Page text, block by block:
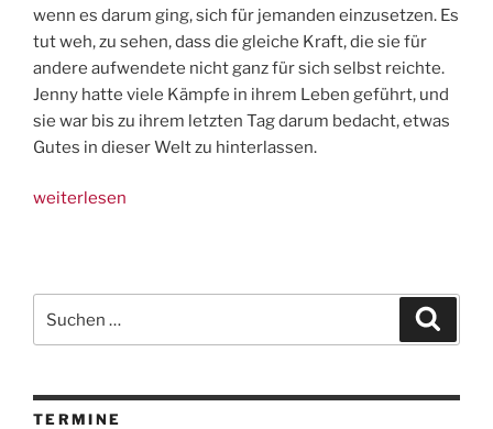
wenn es darum ging, sich für jemanden einzusetzen. Es
tut weh, zu sehen, dass die gleiche Kraft, die sie für
andere aufwendete nicht ganz für sich selbst reichte.
Jenny hatte viele Kämpfe in ihrem Leben geführt, und
sie war bis zu ihrem letzten Tag darum bedacht, etwas
Gutes in dieser Welt zu hinterlassen.
„Nachruf:
von
dir
weiterlesen
nach:
TERMINE